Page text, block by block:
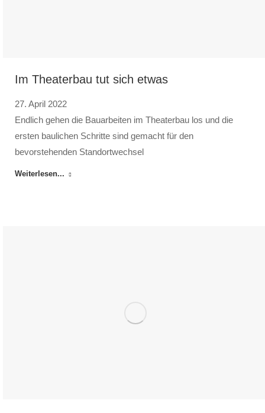
Im Theaterbau tut sich etwas
27. April 2022
Endlich gehen die Bauarbeiten im Theaterbau los und die
ersten baulichen Schritte sind gemacht für den
bevorstehenden Standortwechsel
Weiterlesen...